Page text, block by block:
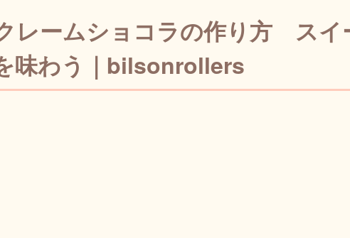
レームショコラの作り方 ス
味わう｜bilsonrollers